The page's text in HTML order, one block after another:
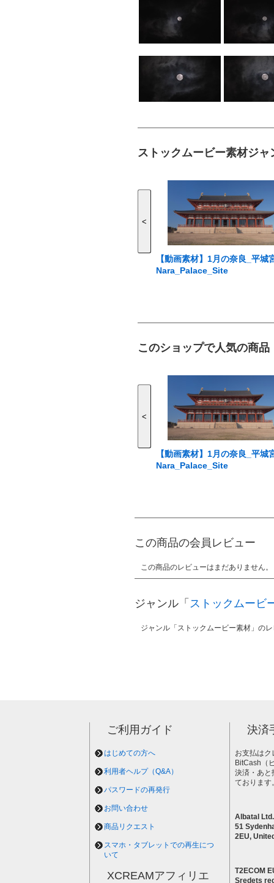
ストックムービー素材ジャ
<
【動画素材】1月の奈良_平城
Nara_Palace_Site
このショップで人気の商品
<
【動画素材】1月の奈良_平城
Nara_Palace_Site
この商品の会員レビュー
この商品のレビューはまだありません。
ジャンル「 ストックムービ
ジャンル「ストックムービー素材」のレ
ご利用ガイド
はじめての方へ
利用者ヘルプ（Q&A）
パスワードの再発行
お問い合わせ
商品リクエスト
スマホ・タブレットでの再生につ
いて
XCREAMアフィリエ
決済
お支払はク
BitCash（
決済・あと
ております。
Albatal Ltd.
51
2EU,
T2ECOM
Sredets